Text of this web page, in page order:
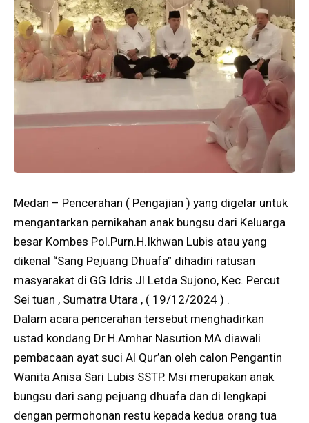
Medan – Pencerahan ( Pengajian ) yang digelar untuk
mengantarkan pernikahan anak bungsu dari Keluarga
besar Kombes Pol.Purn.H.Ikhwan Lubis atau yang
dikenal “Sang Pejuang Dhuafa” dihadiri ratusan
masyarakat di GG Idris Jl.Letda Sujono, Kec. Percut
Sei tuan , Sumatra Utara , ( 19/12/2024 ) .
Dalam acara pencerahan tersebut menghadirkan
ustad kondang Dr.H.Amhar Nasution MA diawali
pembacaan ayat suci Al Qur’an oleh calon Pengantin
Wanita Anisa Sari Lubis SSTP. Msi merupakan anak
bungsu dari sang pejuang dhuafa dan di lengkapi
dengan permohonan restu kepada kedua orang tua